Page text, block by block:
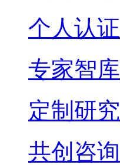
个人认证
专家智库
定制研究
共创咨询